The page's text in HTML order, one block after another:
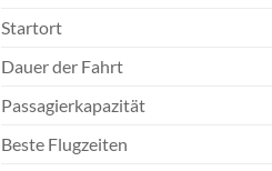
Startort
Dauer der Fahrt
Passagierkapazität
Beste Flugzeiten